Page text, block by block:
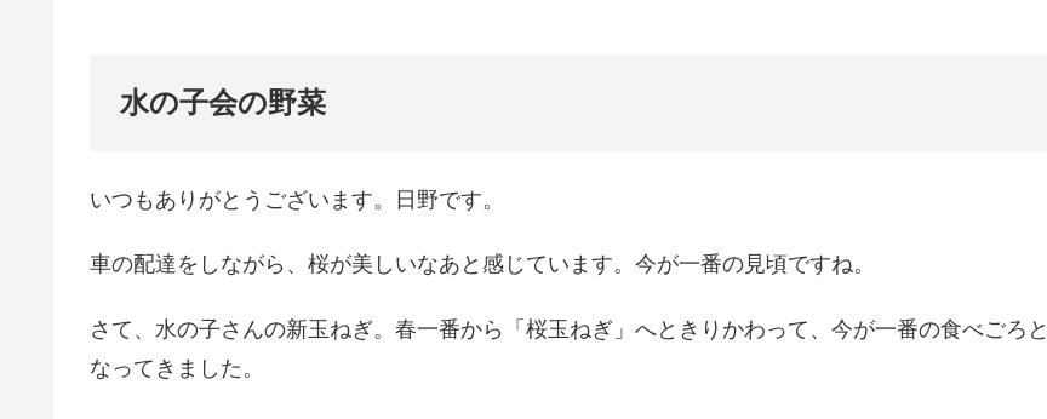
水の子会の野菜
いつもありがとうございます。日野です。
車の配達をしながら、桜が美しいなあと感じています。今が一番の見頃ですね。
さて、水の子さんの新玉ねぎ。春一番から「桜玉ねぎ」へときりかわって、今が一番の食べごろと
なってきました。